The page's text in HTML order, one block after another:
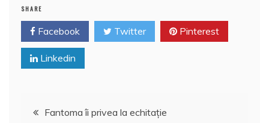
o
k
p
z
ă
SHARE
Facebook Twitter Pinterest
Linkedin
Navigare
Fantoma îi privea la echitaţie